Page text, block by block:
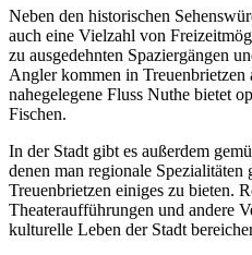
Neben den historischen
auch eine Vielzahl von
zu ausgedehnten Spaziergängen
Angler kommen in
nahegelegene Fluss Nuthe bietet
Fischen.
In der Stadt gibt es außerdem
denen man regionale
Treuenbrietzen einiges zu bieten.
Theateraufführungen und andere
kulturelle Leben der Stadt